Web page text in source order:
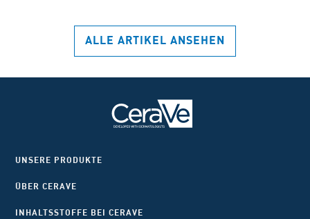
ALLE ARTIKEL ANSEHEN
UNSERE PRODUKTE
ÜBER CERAVE
INHALTSSTOFFE BEI CERAVE